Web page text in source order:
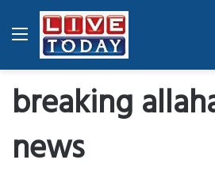
Menu
breaking
news